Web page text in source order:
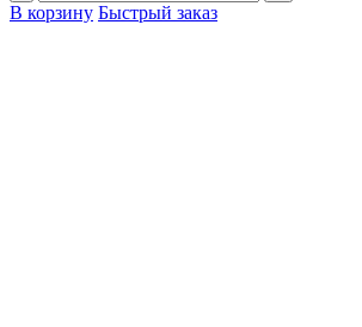
В корзину Быстрый заказ